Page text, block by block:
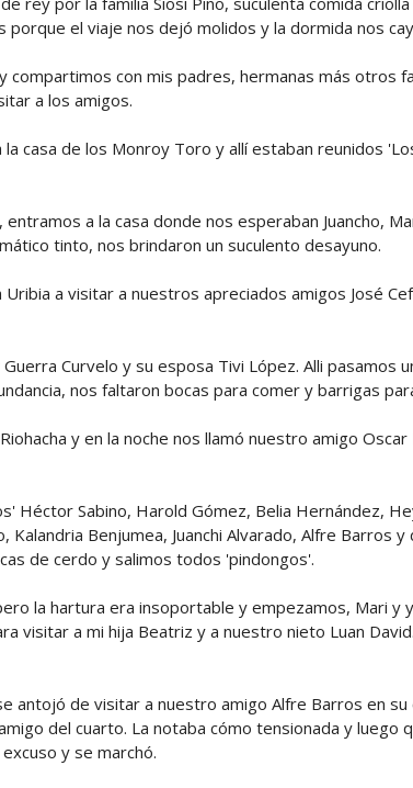
el viaje nos dejó molidos y la dormida nos
compartimos con mis padres, hermanas más otros
a los amigos.
casa de los Monroy Toro y allí estaban reunidos
a la casa donde nos esperaban Juancho,
tinto, nos brindaron un suculento desayuno.
a visitar a nuestros apreciados amigos José
Curvelo y su esposa Tivi López. Alli pasamos
nos faltaron bocas para comer y barrigas
y en la noche nos llamó nuestro amigo
Héctor Sabino, Harold Gómez, Belia Hernández,
Kalandria Benjumea, Juanchi Alvarado, Alfre Barros
de cerdo y salimos todos 'pindongos'.
la hartura era insoportable y empezamos, Mari y
visitar a mi hija Beatriz y a nuestro nieto Luan
antojó de visitar a nuestro amigo Alfre Barros en
del cuarto. La notaba cómo tensionada y luego
y se marchó.